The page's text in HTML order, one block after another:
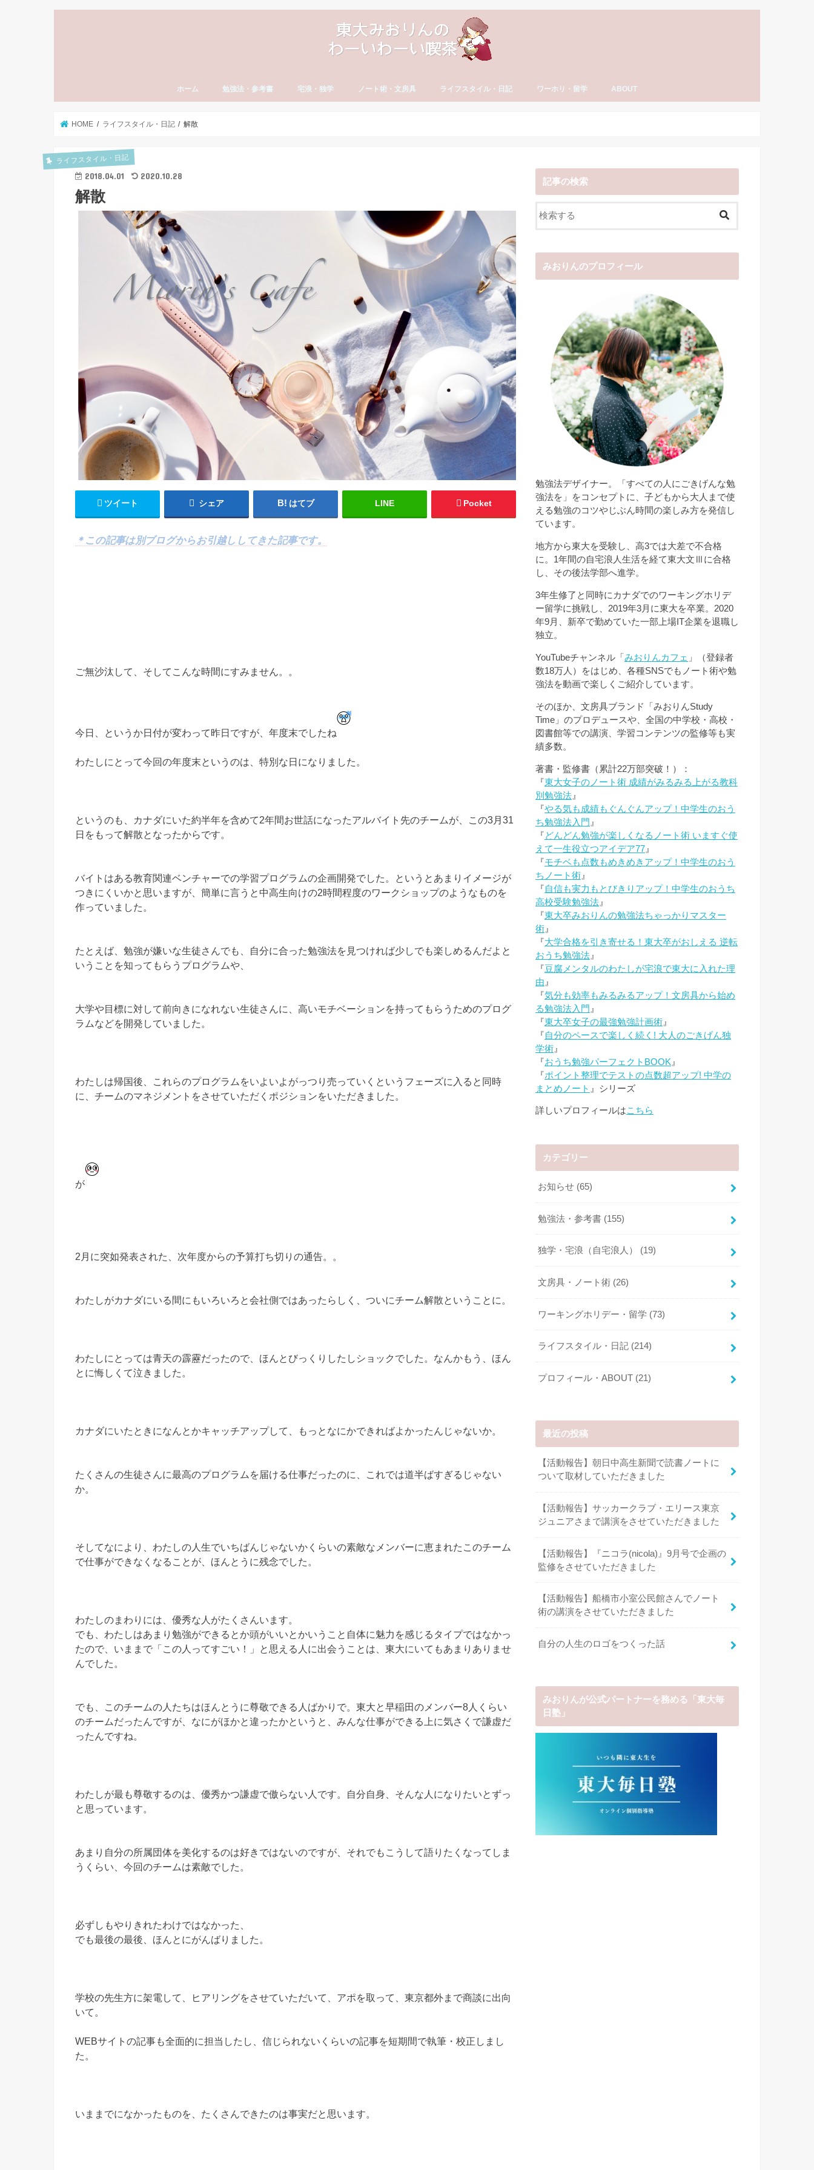
ホーム 勉強法・参考書 宅浪・独学 ノート術・文房具 ライフスタイル・日記 ワーホリ・留学 ABOUT
HOME ライフスタイル・日記 解散
ライフスタイル・日記
2018.04.01 2020.10.28
解散
ツイート シェア はてブ LINE Pocket
＊この記事は別ブログからお引越ししてきた記事です。
ご無沙汰して、そしてこんな時間にすみません。。
今日、というか日付が変わって昨日ですが、年度末でしたね
わたしにとって今回の年度末というのは、特別な日になりました。
というのも、カナダにいた約半年を含めて2年間お世話になったアルバイト先のチームが、この3月31
日をもって解散となったからです。
バイトはある教育関連ベンチャーでの学習プログラムの企画開発でした。というとあまりイメージが
つきにくいかと思いますが、簡単に言うと中高生向けの2時間程度のワークショップのようなものを
作っていました。
たとえば、勉強が嫌いな生徒さんでも、自分に合った勉強法を見つければ少しでも楽しめるんだよと
いうことを知ってもらうプログラムや、
大学や目標に対して前向きになれない生徒さんに、高いモチベーションを持ってもらうためのプログ
ラムなどを開発していました。
わたしは帰国後、これらのプログラムをいよいよがっつり売っていくというフェーズに入ると同時
に、チームのマネジメントをさせていただくポジションをいただきました。
が
2月に突如発表された、次年度からの予算打ち切りの通告。。
わたしがカナダにいる間にもいろいろと会社側ではあったらしく、ついにチーム解散ということに。
わたしにとっては青天の霹靂だったので、ほんとびっくりしたしショックでした。なんかもう、ほん
とに悔しくて泣きました。
カナダにいたときになんとかキャッチアップして、もっとなにかできればよかったんじゃないか。
たくさんの生徒さんに最高のプログラムを届ける仕事だったのに、これでは道半ばすぎるじゃない
か。
そしてなにより、わたしの人生でいちばんじゃないかくらいの素敵なメンバーに恵まれたこのチーム
で仕事ができなくなることが、ほんとうに残念でした。
わたしのまわりには、優秀な人がたくさんいます。
でも、わたしはあまり勉強ができるとか頭がいいとかいうこと自体に魅力を感じるタイプではなかっ
たので、いままで「この人ってすごい！」と思える人に出会うことは、東大にいてもあまりありませ
んでした。
でも、このチームの人たちはほんとうに尊敬できる人ばかりで。東大と早稲田のメンバー8人くらい
のチームだったんですが、なにがほかと違ったかというと、みんな仕事ができる上に気さくで謙虚だ
ったんですね。
わたしが最も尊敬するのは、優秀かつ謙虚で傲らない人です。自分自身、そんな人になりたいとずっ
と思っています。
あまり自分の所属団体を美化するのは好きではないのですが、それでもこうして語りたくなってしま
うくらい、今回のチームは素敵でした。
必ずしもやりきれたわけではなかった、
でも最後の最後、ほんとにがんばりました。
学校の先生方に架電して、ヒアリングをさせていただいて、アポを取って、東京都外まで商談に出向
いて。
WEBサイトの記事も全面的に担当したし、信じられないくらいの記事を短期間で執筆・校正しまし
た。
いままでになかったものを、たくさんできたのは事実だと思います。
記事の検索
みおりんのプロフィール
勉強法デザイナー。「すべての人にごきげんな勉
強法を」をコンセプトに、子どもから大人まで使
える勉強のコツやじぶん時間の楽しみ方を発信し
ています。
地方から東大を受験し、高3では大差で不合格
に。1年間の自宅浪人生活を経て東大文Ⅲに合格
し、その後法学部へ進学。
3年生修了と同時にカナダでのワーキングホリデ
ー留学に挑戦し、2019年3月に東大を卒業。2020
年9月、新卒で勤めていた一部上場IT企業を退職し
独立。
YouTubeチャンネル「 みおりんカフェ 」（登録者
数18万人）をはじめ、各種SNSでもノート術や勉
強法を動画で楽しくご紹介しています。
そのほか、文房具ブランド「みおりんStudy
Time」のプロデュースや、全国の中学校・高校・
図書館等での講演、学習コンテンツの監修等も実
績多数。
著書・監修書（累計22万部突破！）：
『東大女子のノート術 成績がみるみる上がる教科
別勉強法 』
『やる気も成績もぐんぐんアップ！中学生のおう
ち勉強法入門 』
『どんどん勉強が楽しくなるノート術 いますぐ使
えて一生役立つアイデア77 』
『モチベも点数もめきめきアップ！中学生のおう
ちノート術 』
『自信も実力もとびきりアップ！中学生のおうち
高校受験勉強法 』
『東大卒みおりんの勉強法ちゃっかりマスター
術 』
『大学合格を引き寄せる！東大卒がおしえる 逆転
おうち勉強法 』
『豆腐メンタルのわたしが宅浪で東大に入れた理
由 』
『気分も効率もみるみるアップ！文房具から始め
る勉強法入門 』
『東大卒女子の最強勉強計画術 』
『自分のペースで楽しく続く! 大人のごきげん独
学術 』
『おうち勉強パーフェクトBOOK 』
『ポイント整理でテストの点数超アップ! 中学の
まとめノート 』シリーズ
詳しいプロフィールはこちら
カテゴリー
お知らせ (65)
勉強法・参考書 (155)
独学・宅浪（自宅浪人） (19)
文房具・ノート術 (26)
ワーキングホリデー・留学 (73)
ライフスタイル・日記 (214)
プロフィール・ABOUT (21)
最近の投稿
【活動報告】朝日中高生新聞で読書ノートに
ついて取材していただきました
【活動報告】サッカークラブ・エリース東京
ジュニアさまで講演をさせていただきました
【活動報告】『ニコラ(nicola)』9月号で企画の
監修をさせていただきました
【活動報告】船橋市小室公民館さんでノート
術の講演をさせていただきました
自分の人生のロゴをつくった話
みおりんが公式パートナーを務める「東大毎
日塾」